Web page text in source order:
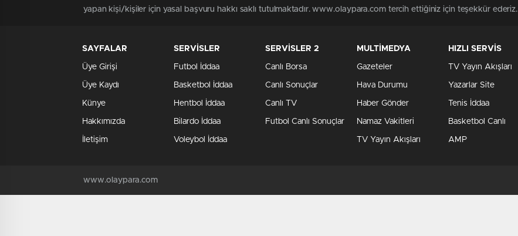
yapan kişi/kişiler için yasal başvuru hakkı saklı tutulmaktadır. www.olaypara.com tercih ettiğiniz için teşekkür ederiz.
SAYFALAR
Üye Girişi
Üye Kaydı
Künye
Hakkımızda
İletişim
SERVİSLER
Futbol İddaa
Basketbol İddaa
Hentbol İddaa
Bilardo İddaa
Voleybol İddaa
SERVİSLER 2
Canlı Borsa
Canlı Sonuçlar
Canlı TV
Futbol Canlı Sonuçlar
MULTİMEDYA
Gazeteler
Hava Durumu
Haber Gönder
Namaz Vakitleri
TV Yayın Akışları
HIZLI SERVİS
TV Yayın Akışları
Yazarlar Site
Tenis İddaa
Basketbol Canlı
AMP
www.olaypara.com